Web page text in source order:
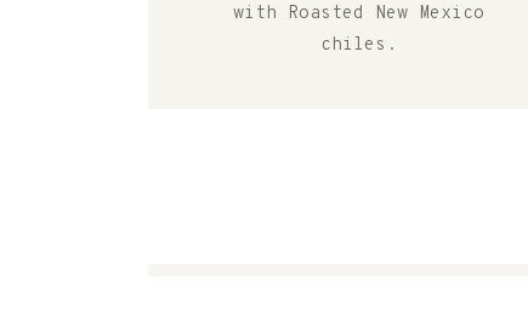
with Roasted New Mexico
chiles.